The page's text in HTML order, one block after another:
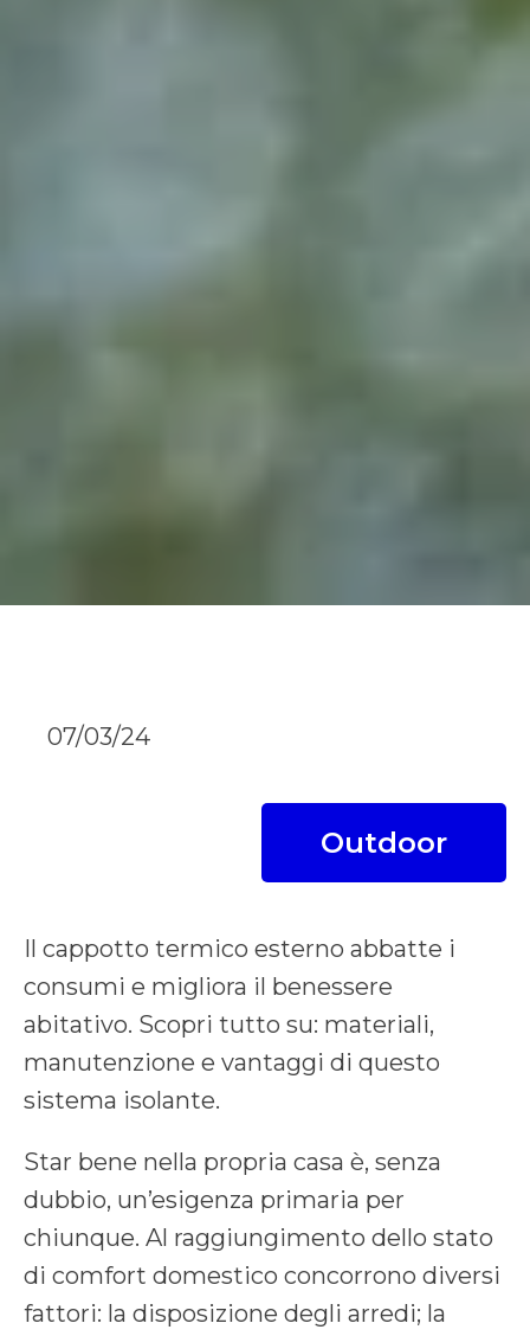
07/03/24
Outdoor
Il cappotto termico esterno abbatte i
consumi e migliora il benessere
abitativo. Scopri tutto su: materiali,
manutenzione e vantaggi di questo
sistema isolante.
Star bene nella propria casa è, senza
dubbio, un’esigenza primaria per
chiunque. Al raggiungimento dello stato
di comfort domestico concorrono diversi
fattori: la disposizione degli arredi; la